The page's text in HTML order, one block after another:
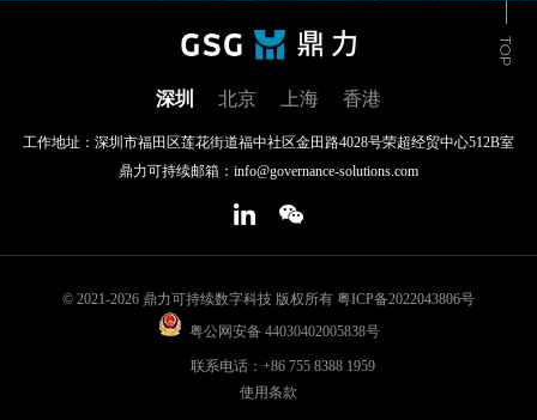
深圳 北京 上海 香港
工作地址：深圳市福田区莲花街道福中社区金田路4028号荣超经贸中心512B室
鼎力可持续邮箱：info@governance-solutions.com
© 2021-2026 鼎力可持续数字科技 版权所有 粤ICP备2022043806号
粤公网安备 44030402005838号
联系电话：+86 755 8388 1959
使用条款